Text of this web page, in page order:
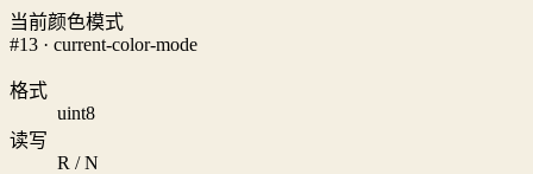
当前颜色模式
#13 · current-color-mode
格式
uint8
读写
R / N